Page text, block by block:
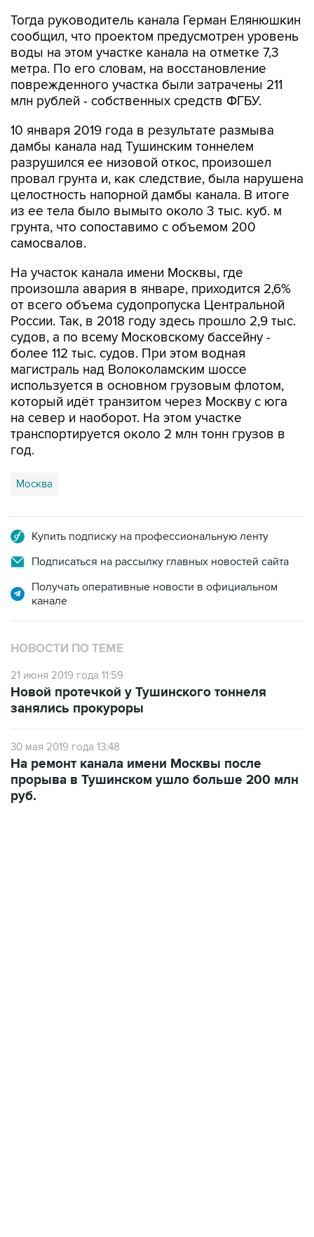
Тогда руководитель канала Герман Елянюшкин
сообщил, что проектом предусмотрен уровень
воды на этом участке канала на отметке 7,3
метра. По его словам, на восстановление
поврежденного участка были затрачены 211
млн рублей - собственных средств ФГБУ.
10 января 2019 года в результате размыва
дамбы канала над Тушинским тоннелем
разрушился ее низовой откос, произошел
провал грунта и, как следствие, была нарушена
целостность напорной дамбы канала. В итоге
из ее тела было вымыто около 3 тыс. куб. м
грунта, что сопоставимо с объемом 200
самосвалов.
На участок канала имени Москвы, где
произошла авария в январе, приходится 2,6%
от всего объема судопропуска Центральной
России. Так, в 2018 году здесь прошло 2,9 тыс.
судов, а по всему Московскому бассейну -
более 112 тыс. судов. При этом водная
магистраль над Волоколамским шоссе
используется в основном грузовым флотом,
который идёт транзитом через Москву с юга
на север и наоборот. На этом участке
транспортируется около 2 млн тонн грузов в
год.
Москва
Купить подписку на профессиональную ленту
Подписаться на рассылку главных новостей сайта
Получать оперативные новости в официальном
канале
НОВОСТИ ПО ТЕМЕ
21 июня 2019 года 11:59
Новой протечкой у Тушинского тоннеля
занялись прокуроры
30 мая 2019 года 13:48
На ремонт канала имени Москвы после
прорыва в Тушинском ушло больше 200 млн
руб.